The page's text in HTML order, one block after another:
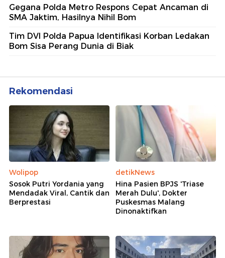
Gegana Polda Metro Respons Cepat Ancaman di
SMA Jaktim, Hasilnya Nihil Bom
Tim DVI Polda Papua Identifikasi Korban Ledakan
Bom Sisa Perang Dunia di Biak
Rekomendasi
Wolipop
Sosok Putri Yordania yang
Mendadak Viral, Cantik dan
Berprestasi
detikNews
Hina Pasien BPJS 'Triase
Merah Dulu', Dokter
Puskesmas Malang
Dinonaktifkan